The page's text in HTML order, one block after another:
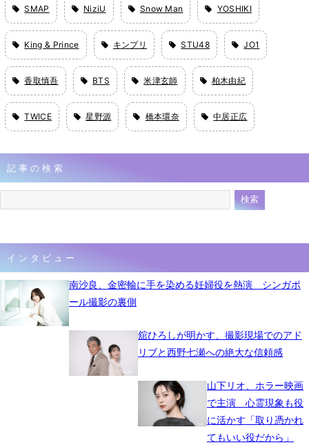
SMAP NiziU Snow Man YOSHIKI
King & Prince キンプリ STU48 JO1
香取慎吾 BTS 米津玄師 柏木由紀
TWICE 星野源 橋本環奈 中居正広
記事の検索
インタビュー
南沙良、金密輸に手を染める妊婦役を熱演 シンガポ
ール撮影の裏側
舘ひろしが明かす、撮影現場でのアド
リブと西野七瀬への絶大な信頼感
山下リオ、ホラー映画
で主演 心霊現象も役
に活かす「取り憑かれ
てもいい役だから」